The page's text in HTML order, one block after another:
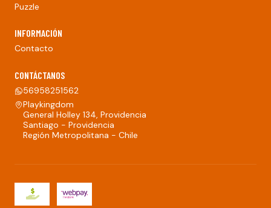
Puzzle
INFORMACIÓN
Contacto
CONTÁCTANOS
56958251562
Playkingdom
General Holley 134, Providencia
Santiago - Providencia
Región Metropolitana - Chile